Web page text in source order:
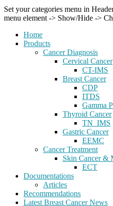
Set your categories menu in
menu element -> Show/Hide ->
Home
Products
Cancer Diagnosis
Cervical Cancer
CT-IMS
Breast Cancer
CDP
ITDS
Gamma
Thyroid Cancer
TN_IMS
Gastric Cancer
EEMC
Cancer Treatment
Skin Cancer &
ECT
Documentations
Articles
Recommendations
Latest Breast Cancer News